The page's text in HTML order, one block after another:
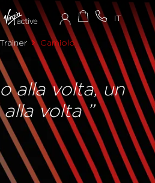
Camiolo
alla volta, un
volta ”